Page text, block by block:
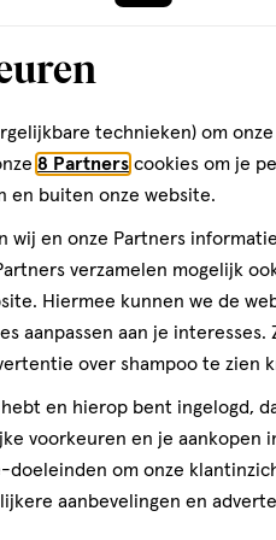
aantal met één Limiet
technieken) om
8 Partners cookies om je
en buiten onze website.
wij en onze Partners
verzamelen mogelijk
Hiermee kunnen we de
aanpassen aan je
over shampoo te zien
en hierop bent ingelogd,
voorkeuren en je aankopen
doeleinden om onze
aanbevelingen en